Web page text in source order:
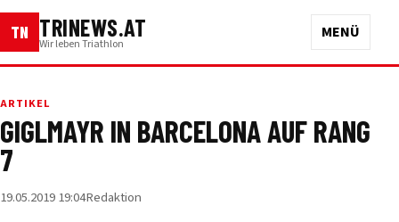
TN TRINEWS.AT
Wir leben Triathlon
MENÜ
ARTIKEL
GIGLMAYR IN BARCELONA AUF RANG
7
19.05.2019 19:04Redaktion